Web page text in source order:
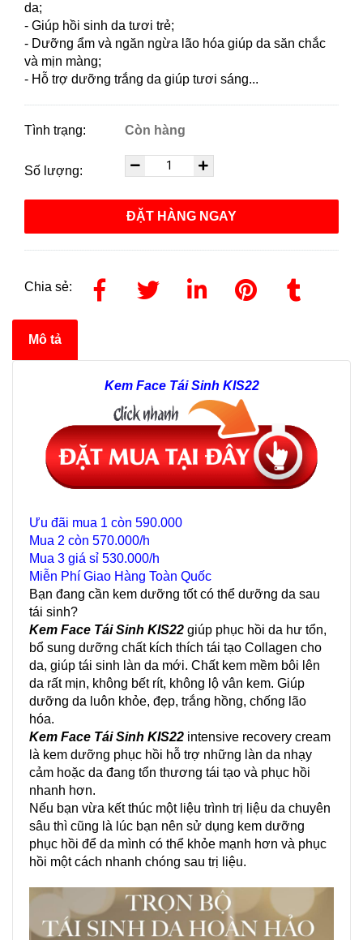
da;
- Giúp hồi sinh da tươi trẻ;
- Dưỡng ẩm và ngăn ngừa lão hóa giúp da săn chắc
và mịn màng;
- Hỗ trợ dưỡng trắng da giúp tươi sáng...
Tình trạng: Còn hàng
Số lượng:
ĐẶT HÀNG NGAY
Chia sẻ:
Mô tả
Kem Face Tái Sinh KIS22
Ưu đãi mua 1 còn 590.000
Mua 2 còn 570.000/h
Mua 3 giá sỉ 530.000/h
Miễn Phí Giao Hàng Toàn Quốc
Bạn đang cần kem dưỡng tốt có thể dưỡng da sau
tái sinh?
Kem Face Tái Sinh KIS22 giúp phục hồi da hư tổn,
bổ sung dưỡng chất kích thích tái tạo Collagen cho
da, giúp tái sinh làn da mới. Chất kem mềm bôi lên
da rất mịn, không bết rít, không lộ vân kem. Giúp
dưỡng da luôn khỏe, đẹp, trắng hồng, chống lão
hóa.
Kem Face Tái Sinh KIS22 intensive recovery cream
là kem dưỡng phục hồi hỗ trợ những làn da nhạy
cảm hoặc da đang tổn thương tái tạo và phục hồi
nhanh hơn.
Nếu bạn vừa kết thúc một liệu trình trị liệu da chuyên
sâu thì cũng là lúc bạn nên sử dụng kem dưỡng
phục hồi để da mình có thể khỏe mạnh hơn và phục
hồi một cách nhanh chóng sau trị liệu.